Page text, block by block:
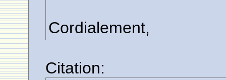
Cordialement,
Citation: